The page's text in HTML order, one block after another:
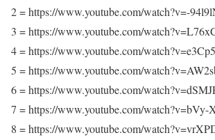
2 = https://www.youtube.com/watch?v=-
3 = https://www.youtube.com/
4 = https://www.youtube.com/
5 = https://www.youtube.com/
6 = https://www.youtube.com/
7 = https://www.youtube.com/watch?v=bVy-
8 = https://www.youtube.com/